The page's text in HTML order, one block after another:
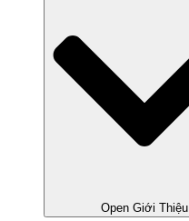
Open Giới Thiệu